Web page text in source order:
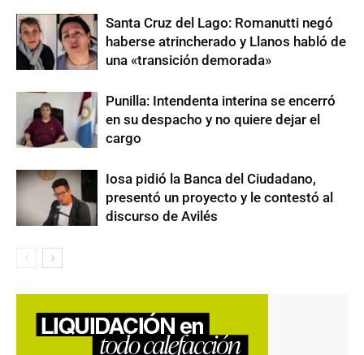
Santa Cruz del Lago: Romanutti negó
haberse atrincherado y Llanos habló de
una «transición demorada»
Punilla: Intendenta interina se encerró
en su despacho y no quiere dejar el
cargo
Iosa pidió la Banca del Ciudadano,
presentó un proyecto y le contestó al
discurso de Avilés